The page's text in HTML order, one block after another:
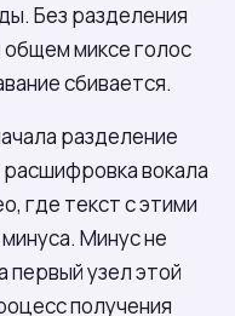
Без разделения
общем миксе голос
сбивается.
разделение
расшифровка вокала
где текст с этими
Минус не
первый узел этой
получения